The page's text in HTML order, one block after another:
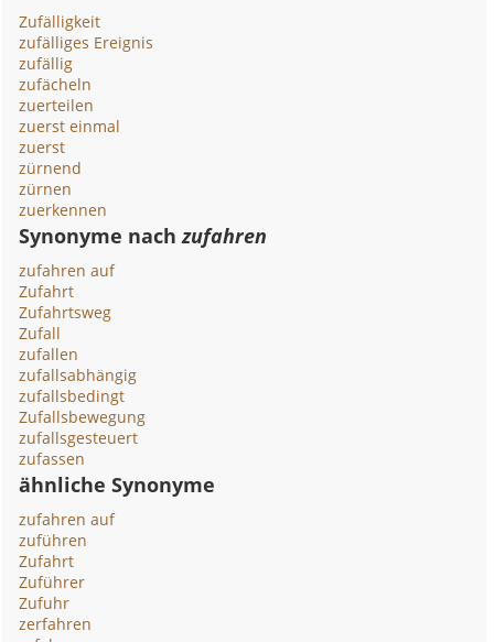
Zufälligkeit
zufälliges Ereignis
zufällig
zufächeln
zuerteilen
zuerst einmal
zuerst
zürnend
zürnen
zuerkennen
Synonyme nachzufahren
zufahren auf
Zufahrt
Zufahrtsweg
Zufall
zufallen
zufallsabhängig
zufallsbedingt
Zufallsbewegung
zufallsgesteuert
zufassen
ähnliche Synonyme
zufahren auf
zuführen
Zufahrt
Zuführer
Zufuhr
zerfahren